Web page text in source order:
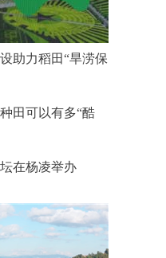
助力稻田“旱涝保
田可以有多“酷
在杨凌举办